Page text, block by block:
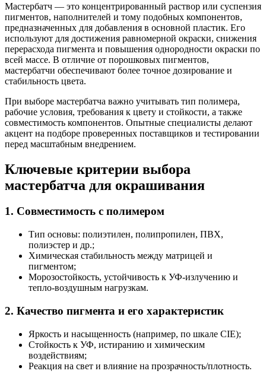
Мастербатч — это концентрированный раствор или суспензия
пигментов, наполнителей и тому подобных компонентов,
предназначенных для добавления в основной пластик. Его
используют для достижения равномерной окраски, снижения
перерасхода пигмента и повышения однородности окраски по
всей массе. В отличие от порошковых пигментов,
мастербатчи обеспечивают более точное дозирование и
стабильность цвета.
При выборе мастербатча важно учитывать тип полимера,
рабочие условия, требования к цвету и стойкости, а также
совместимость компонентов. Опытные специалисты делают
акцент на подборе проверенных поставщиков и тестировании
перед масштабным внедрением.
Ключевые критерии выбора
мастербатча для окрашивания
1. Совместимость с полимером
Тип основы: полиэтилен, полипропилен, ПВХ,
полиэстер и др.;
Химическая стабильность между матрицей и
пигментом;
Морозостойкость, устойчивость к УФ-излучению и
тепло-воздушным нагрузкам.
2. Качество пигмента и его характеристик
Яркость и насыщенность (например, по шкале CIE);
Стойкость к УФ, истиранию и химическим
воздействиям;
Реакция на свет и влияние на прозрачность/плотность.